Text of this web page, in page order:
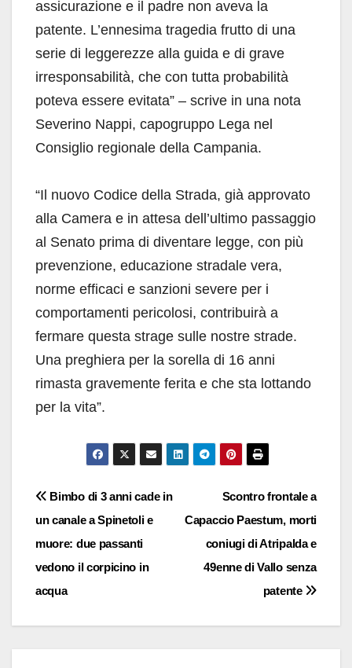
assicurazione e il padre non aveva la
patente. L’ennesima tragedia frutto di una
serie di leggerezze alla guida e di grave
irresponsabilità, che con tutta probabilità
poteva essere evitata” – scrive in una nota
Severino Nappi, capogruppo Lega nel
Consiglio regionale della Campania.
“Il nuovo Codice della Strada, già approvato
alla Camera e in attesa dell’ultimo passaggio
al Senato prima di diventare legge, con più
prevenzione, educazione stradale vera,
norme efficaci e sanzioni severe per i
comportamenti pericolosi, contribuirà a
fermare questa strage sulle nostre strade.
Una preghiera per la sorella di 16 anni
rimasta gravemente ferita e che sta lottando
per la vita”.
Navigazione
articoli
Scontro frontale a
Capaccio Paestum, morti
coniugi di Atripalda e
49enne di Vallo senza
patente
Bimbo di 3 anni cade in
un canale a Spinetoli e
muore: due passanti
vedono il corpicino in
acqua